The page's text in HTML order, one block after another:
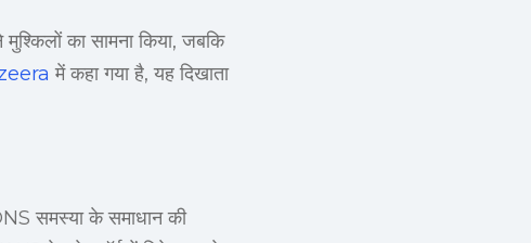
का सामना किया, जबकि
में कहा गया है, यह दिखाता
समस्या के समाधान की